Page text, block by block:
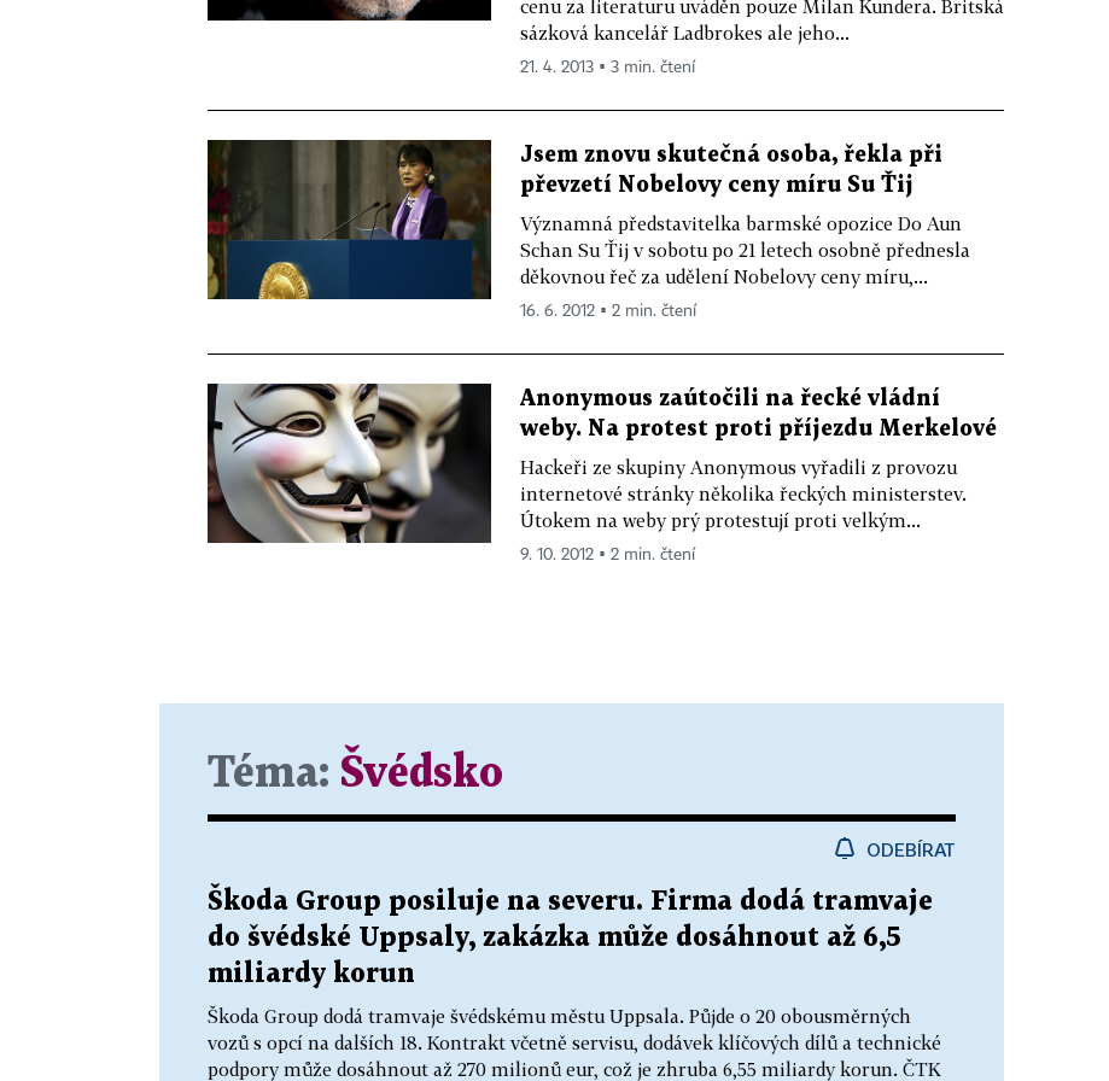
cenu za literaturu uváděn pouze Milan Kundera. Britská
sázková kancelář Ladbrokes ale jeho...
21. 4. 2013 ▪ 3 min. čtení
Jsem znovu skutečná osoba, řekla při
převzetí Nobelovy ceny míru Su Ťij
Významná představitelka barmské opozice Do Aun
Schan Su Ťij v sobotu po 21 letech osobně přednesla
děkovnou řeč za udělení Nobelovy ceny míru,...
16. 6. 2012 ▪ 2 min. čtení
Anonymous zaútočili na řecké vládní
weby. Na protest proti příjezdu Merkelové
Hackeři ze skupiny Anonymous vyřadili z provozu
internetové stránky několika řeckých ministerstev.
Útokem na weby prý protestují proti velkým...
9. 10. 2012 ▪ 2 min. čtení
Téma: Švédsko
ODEBÍRAT
Škoda Group posiluje na severu. Firma dodá tramvaje
do švédské Uppsaly, zakázka může dosáhnout až 6,5
miliardy korun
Škoda Group dodá tramvaje švédskému městu Uppsala. Půjde o 20 obousměrných
vozů s opcí na dalších 18. Kontrakt včetně servisu, dodávek klíčových dílů a technické
podpory může dosáhnout až 270 milionů eur, což je zhruba 6,55 miliardy korun. ČTK